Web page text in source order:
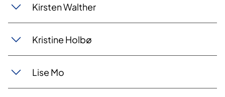
Kirsten Walther​
Kristine Holbø
Lise Mo